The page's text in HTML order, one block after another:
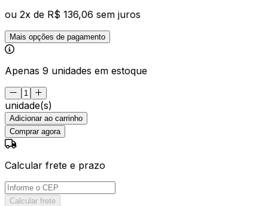
ou 2x de R$ 136,06 sem juros
Mais opções de pagamento
Apenas 9 unidades em estoque
unidade(s)
Adicionar ao carrinho
Comprar agora
Calcular frete e prazo
Calcular frete